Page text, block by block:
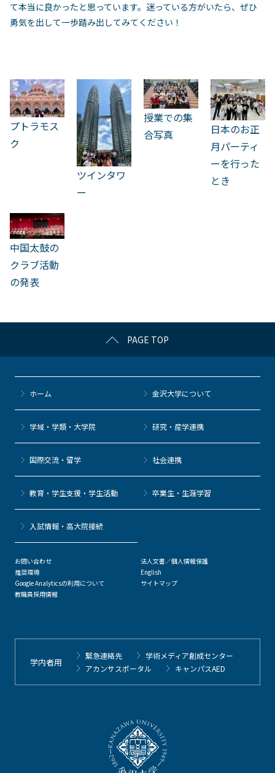
て本当に良かったと思っています。迷っている方がいたら、ぜひ
勇気を出して一歩踏み出してみてください！
プトラモス
ク
ツインタワ
ー
授業での集
合写真
日本のお正
月パーティ
ーを行った
とき
中国太鼓の
クラブ活動
の発表
PAGE TOP
ホーム 金沢大学について
学域・学類・大学院 研究・産学連携
国際交流・留学 社会連携
教育・学生支援・学生活動 卒業生・生涯学習
⼊試情報・高大院接続
お問い合わせ
推奨環境
Google Analyticsの利用について
教職員採用情報
法人文書／個人情報保護
English
サイトマップ
学内者用
緊急連絡先
学術メディア創成センター
アカンサスポータル
キャンパスAED